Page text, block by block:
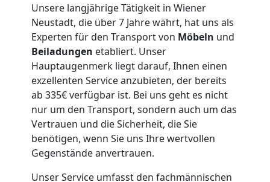
Unsere langjährige Tätigkeit in Wiener
Neustadt, die über 7 Jahre währt, hat uns als
Experten für den Transport von Möbeln und
Beiladungen etabliert. Unser
Hauptaugenmerk liegt darauf, Ihnen einen
exzellenten Service anzubieten, der bereits
ab 335€ verfügbar ist. Bei uns geht es nicht
nur um den Transport, sondern auch um das
Vertrauen und die Sicherheit, die Sie
benötigen, wenn Sie uns Ihre wertvollen
Gegenstände anvertrauen.
Unser Service umfasst den fachmännischen
Möbellift
Wiener
Neustadt
Übersiedlung
Wiener